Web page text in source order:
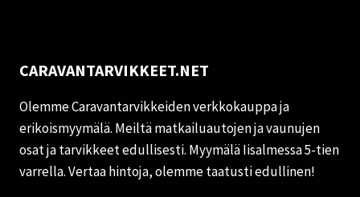
CARAVANTARVIKKEET.NET
Olemme Caravantarvikkeiden verkkokauppa ja
erikoismyymälä. Meiltä matkailuautojen ja vaunujen
osat ja tarvikkeet edullisesti. Myymälä Iisalmessa 5-tien
varrella. Vertaa hintoja, olemme taatusti edullinen!